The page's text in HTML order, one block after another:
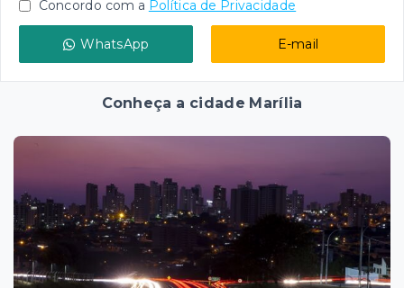
Concordo com a Política de Privacidade
WhatsApp E-mail
Conheça a cidade Marília